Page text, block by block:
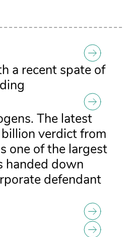
a recent spate of
The latest
verdict from
one of the largest
handed down
defendant